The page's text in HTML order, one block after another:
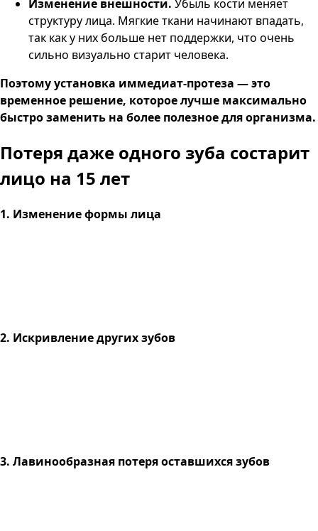
Изменение внешности. Убыль кости меняет
структуру лица. Мягкие ткани начинают впадать,
так как у них больше нет поддержки, что очень
сильно визуально старит человека.
Поэтому установка иммедиат-протеза — это
временное решение, которое лучше максимально
быстро заменить на более полезное для организма.
Потеря даже одного зуба состарит
лицо на 15 лет
1. Изменение формы лица
2. Искривление других зубов
3. Лавинообразная потеря оставшихся зубов